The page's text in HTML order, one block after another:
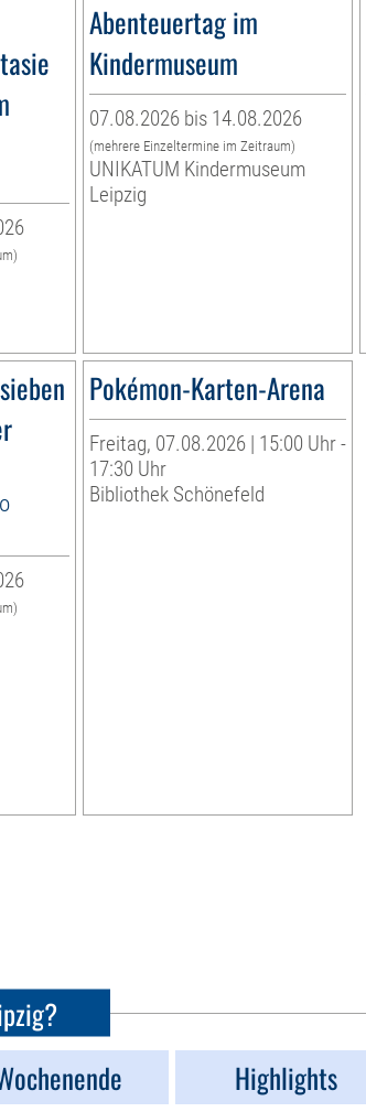
Abenteuertag im
Kindermuseum
07.08.2026 bis 14.08.2026
(mehrere Einzeltermine im Zeitraum)
UNIKATUM Kindermuseum
Leipzig
Pokémon-Karten-Arena
Freitag, 07.08.2026 | 15:00 Uhr -
17:30 Uhr
Bibliothek Schönefeld
Highlights